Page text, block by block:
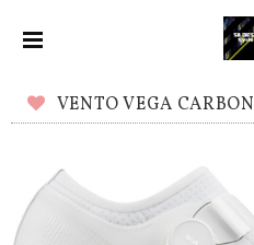
VENTO VEGA CARBON